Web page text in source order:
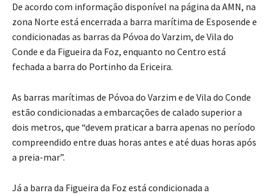
De acordo com informação disponível na página da AMN, na
zona Norte está encerrada a barra marítima de Esposende e
condicionadas as barras da Póvoa do Varzim, de Vila do
Conde e da Figueira da Foz, enquanto no Centro está
fechada a barra do Portinho da Ericeira.
As barras marítimas de Póvoa do Varzim e de Vila do Conde
estão condicionadas a embarcações de calado superior a
dois metros, que “devem praticar a barra apenas no período
compreendido entre duas horas antes e até duas horas após
a preia-mar”.
Já a barra da Figueira da Foz está condicionada a